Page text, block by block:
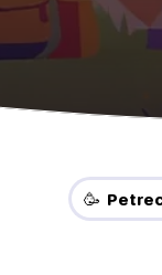
🥳